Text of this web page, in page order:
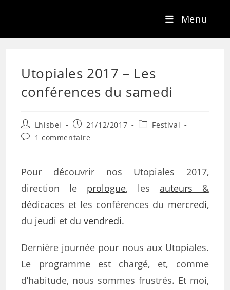
Menu
Utopiales 2017 – Les
conférences du samedi
Lhisbei 21/12/2017
Festival
1 commentaire
Pour découvrir nos Utopiales 2017,
direction le prologue, les auteurs &
dédicaces et les conférences du mercredi,
du jeudi et duvendredi.
Dernière journée pour nous aux Utopiales.
Le programme est chargé, et, comme
d’habitude, nous sommes frustrés. Et moi,